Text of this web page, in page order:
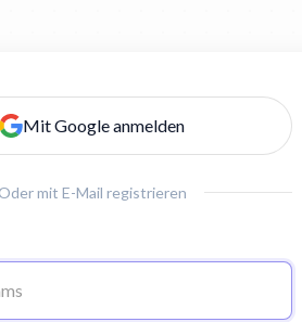
Mit Google anmelden
Oder mit E-Mail registrieren